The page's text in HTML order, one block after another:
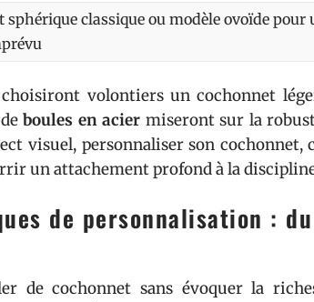
sphérique classique ou modèle ovoïde pour
choisiront volontiers un cochonnet
boules en acier miseront sur la
visuel, personnaliser son cochonnet,
un attachement profond à la
de personnalisation :
de cochonnet sans évoquer la